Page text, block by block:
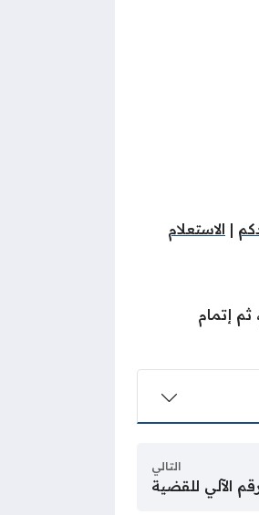
| الاستعلام
إتمام
التالي
الآلي للقضية